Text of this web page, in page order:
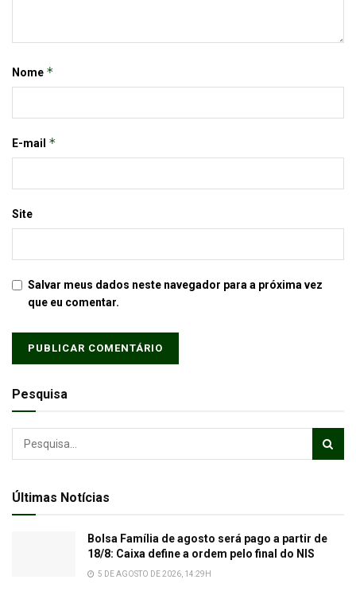
Nome *
E-mail *
Site
Salvar meus dados neste navegador para a próxima vez
que eu comentar.
Pesquisa
Últimas Notícias
Bolsa Família de agosto será pago a partir de
18/8: Caixa define a ordem pelo final do NIS
5 DE AGOSTO DE 2026, 14:29H